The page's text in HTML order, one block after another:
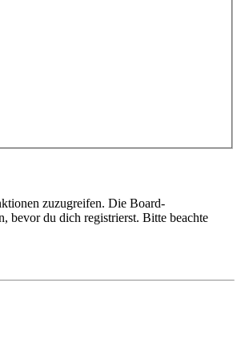
zuzugreifen. Die Board-
bevor du dich registrierst. Bitte beachte